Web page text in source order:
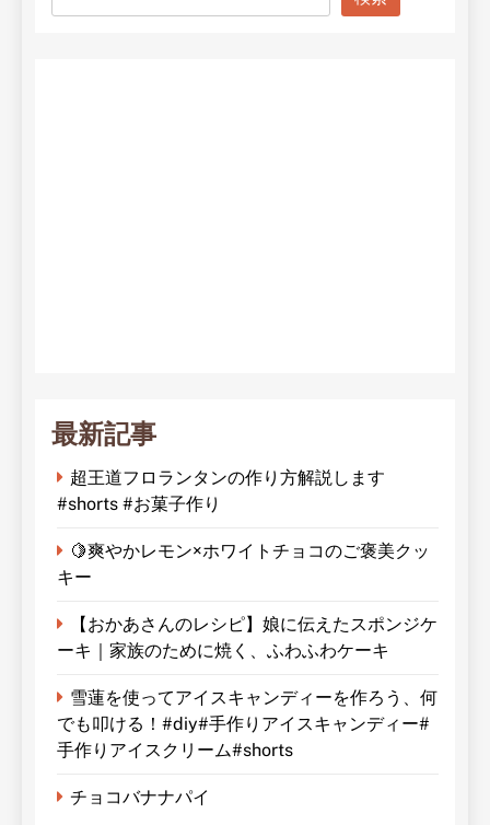
最新記事
超王道フロランタンの作り方解説します
#shorts #お菓子作り
🍋爽やかレモン×ホワイトチョコのご褒美クッ
キー
【おかあさんのレシピ】娘に伝えたスポンジケ
ーキ｜家族のために焼く、ふわふわケーキ
雪蓮を使ってアイスキャンディーを作ろう、何
でも叩ける！#diy#手作りアイスキャンディー#
手作りアイスクリーム#shorts
チョコバナナパイ